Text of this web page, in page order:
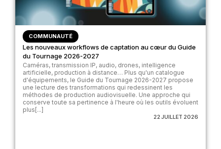
COMMUNAUTÉ
Les nouveaux workflows de captation au cœur du Guide
du Tournage 2026-2027
Caméras, transmission IP, audio, drones, intelligence
artificielle, production à distance… Plus qu'un catalogue
d'équipements, le Guide du Tournage 2026-2027 propose
une lecture des transformations qui redessinent les
méthodes de production audiovisuelle. Une approche qui
conserve toute sa pertinence à l'heure où les outils évoluent
plus[...]
22 JUILLET 2026